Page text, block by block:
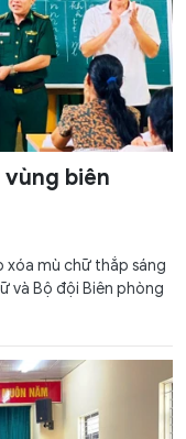
vùng biên
xóa mù chữ thắp sáng
và Bộ đội Biên phòng